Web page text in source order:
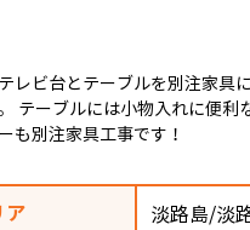
レビ台とテーブルを別注家具
テーブルには小物入れに便
も別注家具工事です！
ア 淡路島/淡